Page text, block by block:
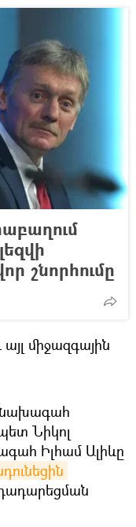
շնորհումը
միջազգային
նախագահ
Նիկոլ
Իլհամ Ալիևը
դադարեցման